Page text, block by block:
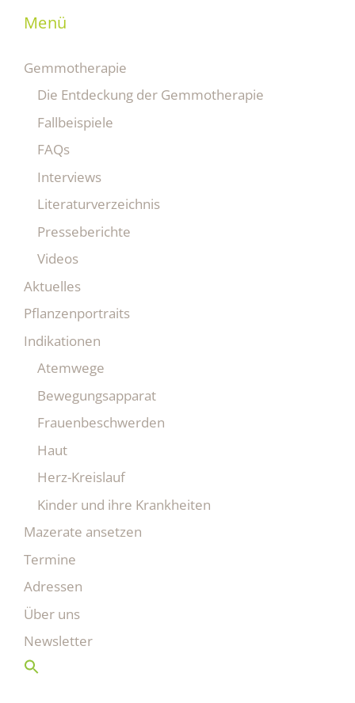
Menü
Gemmotherapie
Die Entdeckung der Gemmotherapie
Fallbeispiele
FAQs
Interviews
Literaturverzeichnis
Presseberichte
Videos
Aktuelles
Pflanzenportraits
Indikationen
Atemwege
Bewegungsapparat
Frauenbeschwerden
Haut
Herz-Kreislauf
Kinder und ihre Krankheiten
Mazerate ansetzen
Termine
Adressen
Über uns
Newsletter